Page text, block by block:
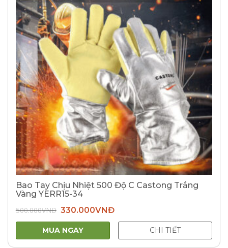
Bao Tay Chịu Nhiệt 500 Độ C Castong Trắng
Vàng YERR15-34
500.000VNĐ Giá
gốc
là:
500.000VNĐ.
330.000VNĐGiá
tại
330.000VNĐ.
MUA NGAY CHI TIẾT